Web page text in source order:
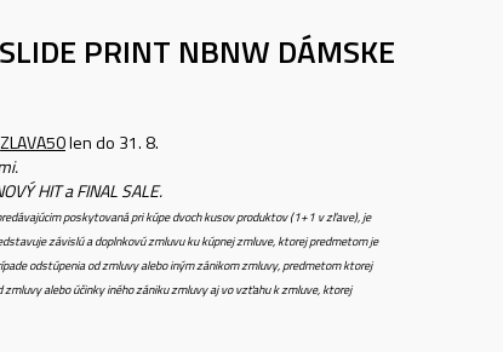
PRINT NBNW DÁMSKE
ZLAVA50len do 31. 8.
HIT a FINAL SALE.
poskytovaná pri kúpe dvoch kusov produktov (1+1 v zľave), je
závislú a doplnkovú zmluvu ku kúpnej zmluve, ktorej predmetom je
odstúpenia od zmluvy alebo iným zánikom zmluvy, predmetom ktorej
alebo účinky iného zániku zmluvy aj vo vzťahu k zmluve, ktorej